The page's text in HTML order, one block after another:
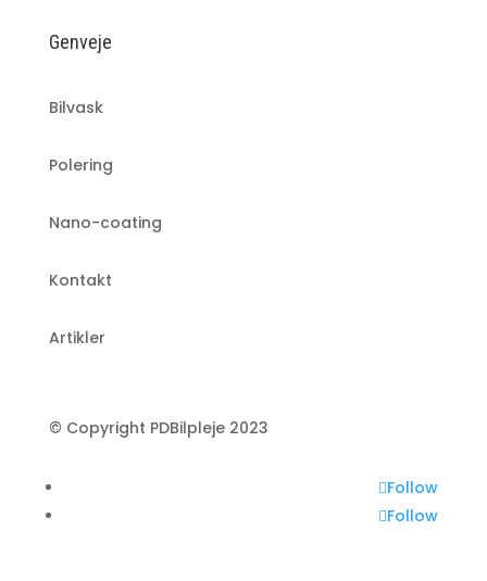
Genveje
Bilvask
Polering
Nano-coating
Kontakt
Artikler
© Copyright PDBilpleje 2023
Follow
Follow